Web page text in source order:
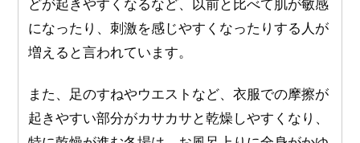
どが起きやすくなるなど、以前と比べて肌が敏感
になったり、刺激を感じやすくなったりする人が
増えると言われています。
また、足のすねやウエストなど、衣服での摩擦が
起きやすい部分がカサカサと乾燥しやすくなり、